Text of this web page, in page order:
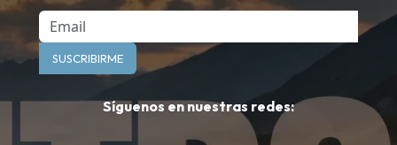
Email
SUSCRIBIRME
Síguenos en nuestras redes: